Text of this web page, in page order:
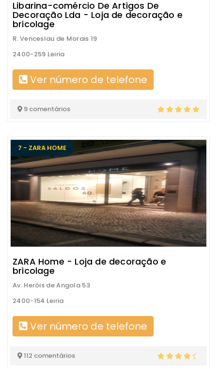
Libarina-comércio De Artigos De
Decoração Lda - Loja de decoração e
bricolage
R. Venceslau de Morais 19
2400-259 Leiria
Ver número de telefone
9 comentários
7 - ZARA HOME
ZARA Home - Loja de decoração e
bricolage
Av. Heróis de Angola 53
2400-154 Leiria
Ver número de telefone
112 comentários